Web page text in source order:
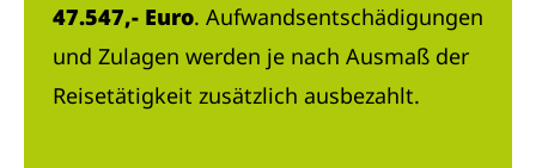
47.547,- Euro. Aufwandsentschädigungen
und Zulagen werden je nach Ausmaß der
Reisetätigkeit zusätzlich ausbezahlt.